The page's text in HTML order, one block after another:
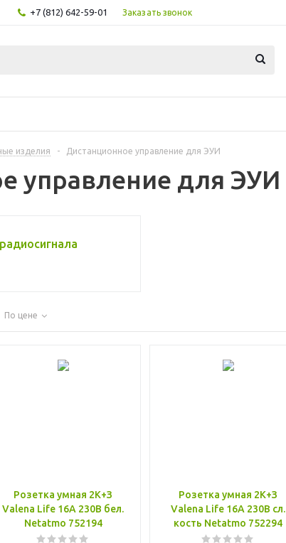
+7 (812) 642-59-01 Заказать звонок
изделия - Дистанционное управление для ЭУИ
управление для ЭУИ
По цене
Розетка умная 2К+З
Valena Life 16А 230В бел.
Netatmo 752194
Розетка умная 2К+З
Valena Life 16А 230В сл.
кость Netatmo 752294